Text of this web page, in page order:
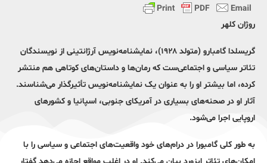
روژان کلهر
گریسلدا گامبارو (متولد ۱۹۲۸)، نمایشنامه‌نویس آرژانتینی از نویسندگان
تئاتر سیاسی و اجتماعی‌ست که رمان‌ها و داستان‌های کوتاهی هم منتشر
کرده، اما بیشتر او را به عنوان یک نمایشنامه‌نویس تأثیرگذار می‌شناسند.
آثار او در صحنه‌های بسیاری در آمریکای جنوبی، اسپانیا و کشورهای
اروپایی اجرا می‌شود.
به طور کلی گامبورا در درام‌های خود واقعیت‌های اجتماعی و سیاسی را با